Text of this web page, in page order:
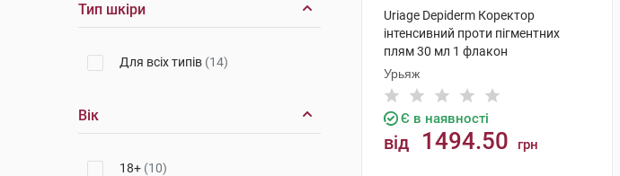
Тип шкіри
Для всіх типів (14)
Вік
18+ (10)
Uriage Depiderm Коректор
інтенсивний проти пігментних
плям 30 мл 1 флакон
Урьяж
Є в наявності
від 1494.50 грн